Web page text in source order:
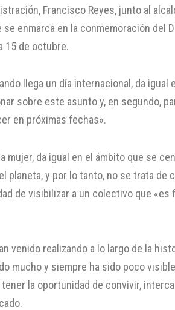
Francisco Reyes, junto al
enmarca en la conmemoración del
15 de octubre.
llega un día internacional, da
sobre este asunto y, en segundo,
en próximas fechas».
mujer, da igual en el ámbito que se
planeta, y por lo tanto, no se trata de
de visibilizar a un colectivo que «es
venido realizando a lo largo de la
mucho y siempre ha sido poco
la oportunidad de convivir,